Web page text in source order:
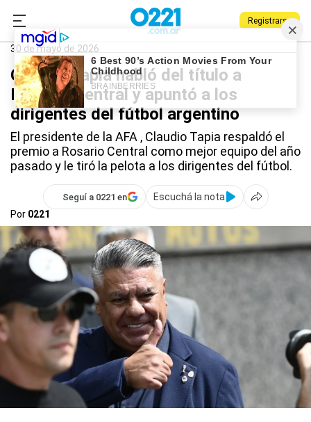
Registrarse
0221.com.ar
Claudio Tapia
30 de mayo de 2026
Claudio Tapia habló del título a
Rosario Central y apuntó a los
dirigentes del fútbol argentino
El presidente de la AFA , Claudio Tapia respaldó el
premio a Rosario Central como mejor equipo del año
pasado y le tiró la pelota a los dirigentes del fútbol.
Seguí a 0221 en
Escuchá la nota
Por 0221